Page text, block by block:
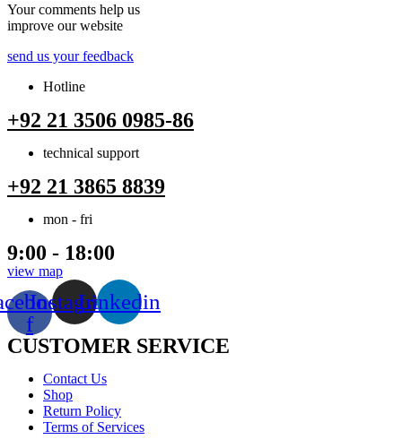
Your comments help us
improve our website
send us your feedback
Hotline
+92 21 3506 0985-86
technical support
+92 21 3865 8839
mon - fri
9:00 - 18:00
view map
f
InstagramLinkedin
CUSTOMER SERVICE
Menu
Contact Us
Shop
Return Policy
Terms of Services